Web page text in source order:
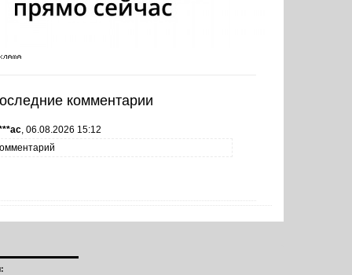
комментарии
, 06.08.2026 15:12